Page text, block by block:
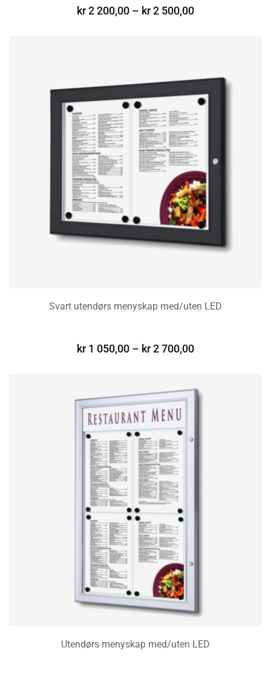
kr2 200,00 – kr2 500,00
Svart utendørs menyskap med/uten LED
kr1 050,00 – kr2 700,00
Utendørs menyskap med/uten LED